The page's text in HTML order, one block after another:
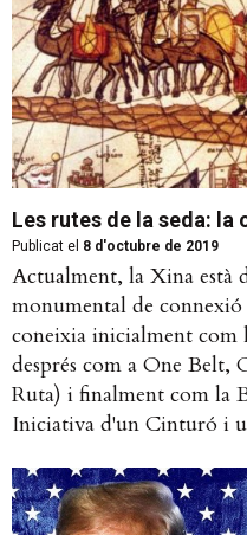
Les rutes de la seda:
Publicat el 8 d'octubre de 2019
Actualment, la Xina està
monumental de connexió
coneixia inicialment com
després com a One
Ruta) i finalment com la
Iniciativa d'un Cinturó i